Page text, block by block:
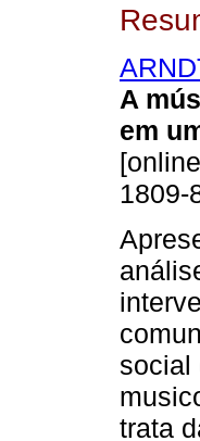
A
em
1809-
social
trata